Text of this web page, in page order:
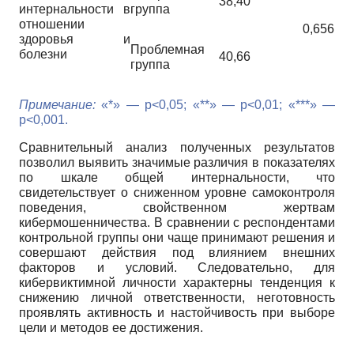
интернальности в
отношении
здоровья и
болезни
группа
0,656
Проблемная
группа
40,66
Примечание: «*» — p<0,05; «**» — p<0,01; «***» —
p<0,001.
Сравнительный анализ полученных результатов
позволил выявить значимые различия в показателях
по шкале общей интернальности, что
свидетельствует о сниженном уровне самоконтроля
поведения, свойственном жертвам
кибермошенничества. В сравнении с респондентами
контрольной группы они чаще принимают решения и
совершают действия под влиянием внешних
факторов и условий. Следовательно, для
кибервиктимной личности характерны тенденция к
снижению личной ответственности, неготовность
проявлять активность и настойчивость при выборе
цели и методов ее достижения.